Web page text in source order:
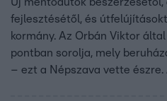
Új mentőautók beszerzésétől,
fejlesztésétől, és
kormány. Az Orbán Viktor
pontban sorolja, mely
– ezt a Népszava vette észre.